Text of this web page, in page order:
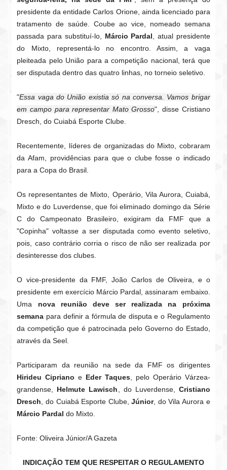
presidente da entidade Carlos Orione, ainda licenciado para
tratamento de saúde. Coube ao vice, nomeado semana
passada para substituí-lo, Márcio Pardal , atual presidente
do Mixto, representá-lo no encontro. Assim, a vaga
pleiteada pelo União para a competição nacional, terá que
ser disputada dentro das quatro linhas, no torneio seletivo.
"Essa vaga do União existia só na conversa. Vamos brigar
em campo para representar Mato Grosso", disse Cristiano
Dresch, do Cuiabá Esporte Clube.
Recentemente, líderes de organizadas do Mixto, cobraram
da Afam, providências para que o clube fosse o indicado
para a Copa do Brasil.
Os representantes de Mixto, Operário, Vila Aurora, Cuiabá,
Mixto e do Luverdense, que foi eliminado domingo da Série
C do Campeonato Brasileiro, exigiram da FMF que a
"Copinha" voltasse a ser disputada como evento seletivo,
pois, caso contrário corria o risco de não ser realizada por
desinteresse dos clubes.
O vice-presidente da FMF, João Carlos de Oliveira, e o
presidente em exercício Márcio Pardal, assinaram embaixo.
Uma nova reunião deve ser realizada na próxima
semana para definir a fórmula de disputa e o Regulamento
da competição que é patrocinada pelo Governo do Estado,
através da Seel.
Participaram da reunião na sede da FMF os dirigentes
Hirideu Cipriano e Eder Taques, pelo Operário Várzea-
grandense, Helmute Lawisch , do Luverdense, Cristiano
Dresch , do Cuiabá Esporte Clube,Júnior, do Vila Aurora e
Márcio Pardal do Mixto.
Fonte: Oliveira Júnior/A Gazeta
INDICAÇÃO TEM QUE RESPEITAR O REGULAMENTO